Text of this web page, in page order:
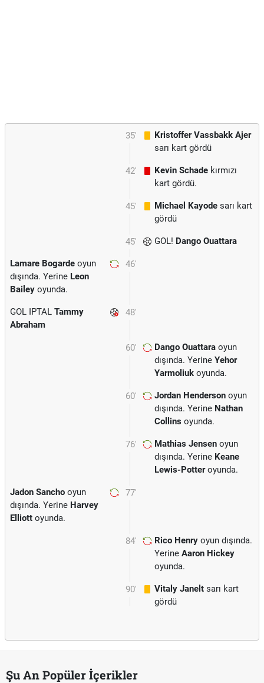
35'
Kristoffer Vassbakk Ajer
sarı kart gördü
42' Kevin Schade kırmızı
kart gördü.
45' Michael Kayode sarı kart
gördü
45' GOL! Dango Ouattara
46'
Lamare Bogarde oyun
dışında. Yerine Leon
Bailey oyunda.
48'
GOL IPTAL Tammy
Abraham
60' Dango Ouattara oyun
dışında. Yerine Yehor
Yarmoliuk oyunda.
60' Jordan Henderson oyun
dışında. Yerine Nathan
Collins oyunda.
76' Mathias Jensen oyun
dışında. Yerine Keane
Lewis-Potteroyunda.
77'
Jadon Sancho oyun
dışında. Yerine Harvey
Elliott oyunda.
84' Rico Henry oyun dışında.
Yerine Aaron Hickey
oyunda.
90' Vitaly Janelt sarı kart
gördü
Şu An Popüler İçerikler